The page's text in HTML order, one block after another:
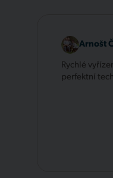
Arnošt
Rychlé
perfektní